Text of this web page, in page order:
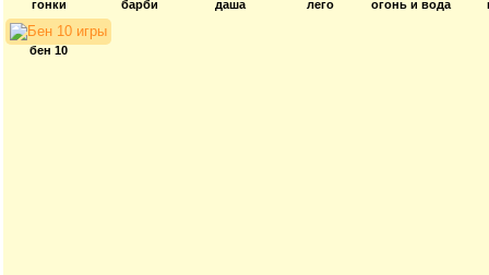
гонки барби даша лего огонь и вода
бен 10